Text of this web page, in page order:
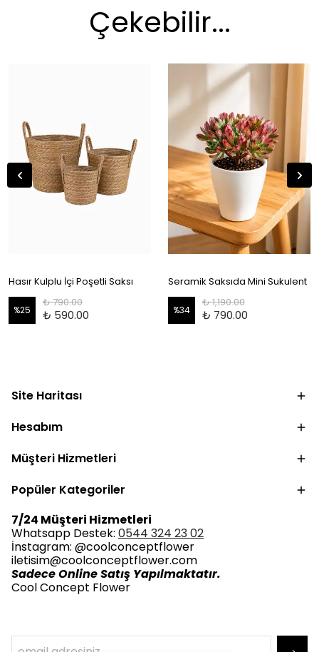
Çekebilir...
Hasır Kulplu İçi Poşetli Saksı
%25
₺ 790.00
₺ 590.00
Seramik Saksıda Mini Sukulent
%34
₺ 1,190.00
₺ 790.00
Site Haritası
Hesabım
Müşteri Hizmetleri
Popüler Kategoriler
7/24 Müşteri Hizmetleri
Whatsapp Destek: 0544 324 23 02
İnstagram: @coolconceptflower
iletisim@coolconceptflower.com
Sadece Online Satış Yapılmaktatır.
Cool Concept Flower